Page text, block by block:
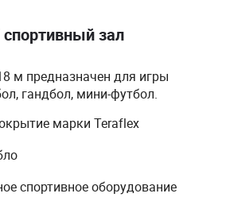
зал
м предназначен для игры
гандбол, мини-футбол.
марки Teraflex
спортивное оборудование